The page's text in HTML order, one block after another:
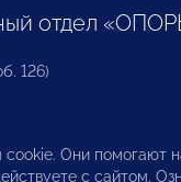
отдел
126)
правОни помогают
с сайтом.